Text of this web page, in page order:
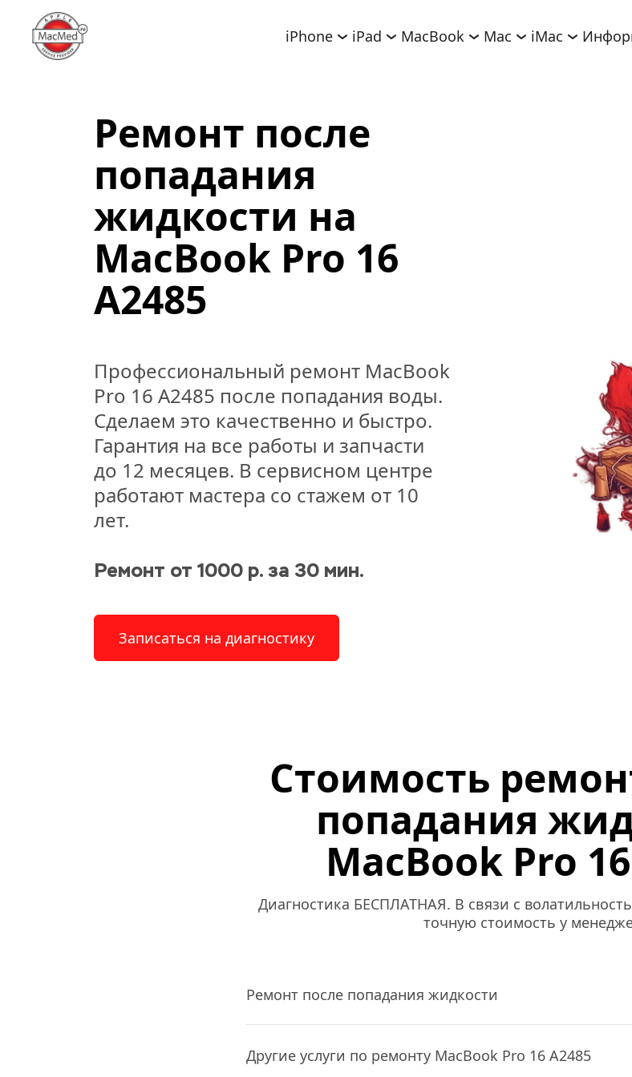
iPhone iPad MacBook Mac iMac
Ремонт после
попадания
жидкости на
MacBook Pro 16
A2485
Профессиональный ремонт MacBook
Pro 16 A2485 после попадания воды.
Сделаем это качественно и быстро.
Гарантия на все работы и запчасти
до 12 месяцев. В сервисном центре
работают мастера со стажем от 10
лет.
Ремонт от 1000 р. за 30 мин.
Записаться на диагностику
Стоимость
попадания
MacBook Pro
Диагностика БЕСПЛАТНАЯ. В связи с
точную стоимость у
Ремонт после попадания жидкости
Другие услуги по ремонту MacBook Pro 16 A2485